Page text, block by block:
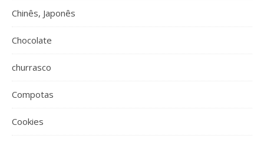
Chinês, Japonês
Chocolate
churrasco
Compotas
Cookies